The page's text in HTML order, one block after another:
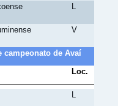
L
V
campeonato de Avaí
Loc.
L